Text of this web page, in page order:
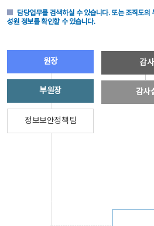
담당업무를 검색하실 수 있습니다. 또는 조직도의
성원 정보를 확인할 수 있습니다.
원장
부원장
정보보안정책팀
감사
감사